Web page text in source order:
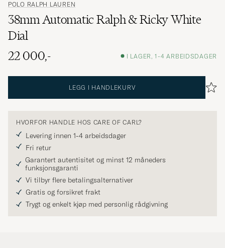
POLO RALPH LAUREN
38mm Automatic Ralph & Ricky White
Dial
22 000,-
I LAGER, 1-4 ARBEIDSDAGER
LEGG I HANDLEKURV
HVORFOR HANDLE HOS CARE OF CARL?
Levering innen 1-4 arbeidsdager
Fri retur
Garantert autentisitet og minst 12 måneders
funksjonsgaranti
Vi tilbyr flere betalingsalternativer
Gratis og forsikret frakt
Trygt og enkelt kjøp med personlig rådgivning